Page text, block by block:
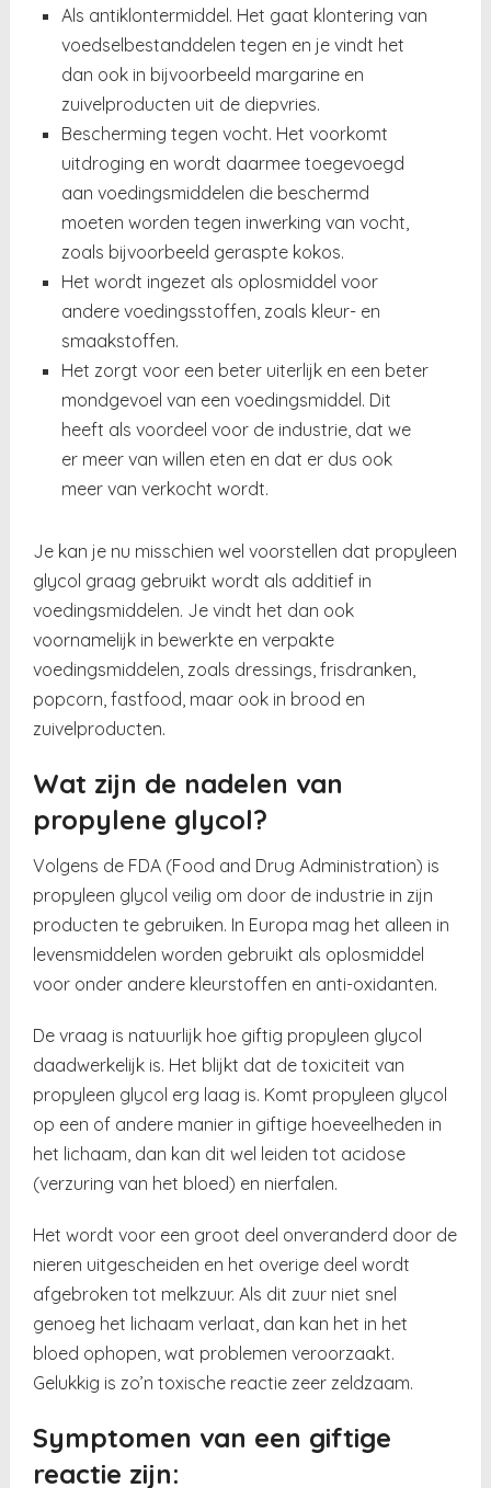
Als antiklontermiddel. Het gaat klontering van
voedselbestanddelen tegen en je vindt het
dan ook in bijvoorbeeld margarine en
zuivelproducten uit de diepvries.
Bescherming tegen vocht. Het voorkomt
uitdroging en wordt daarmee toegevoegd
aan voedingsmiddelen die beschermd
moeten worden tegen inwerking van vocht,
zoals bijvoorbeeld geraspte kokos.
Het wordt ingezet als oplosmiddel voor
andere voedingsstoffen, zoals kleur- en
smaakstoffen.
Het zorgt voor een beter uiterlijk en een beter
mondgevoel van een voedingsmiddel. Dit
heeft als voordeel voor de industrie, dat we
er meer van willen eten en dat er dus ook
meer van verkocht wordt.
Je kan je nu misschien wel voorstellen dat propyleen
glycol graag gebruikt wordt als additief in
voedingsmiddelen. Je vindt het dan ook
voornamelijk in bewerkte en verpakte
voedingsmiddelen, zoals dressings, frisdranken,
popcorn, fastfood, maar ook in brood en
zuivelproducten.
Wat zijn de nadelen van
propylene glycol?
Volgens de FDA (Food and Drug Administration) is
propyleen glycol veilig om door de industrie in zijn
producten te gebruiken. In Europa mag het alleen in
levensmiddelen worden gebruikt als oplosmiddel
voor onder andere kleurstoffen en anti-oxidanten.
De vraag is natuurlijk hoe giftig propyleen glycol
daadwerkelijk is. Het blijkt dat de toxiciteit van
propyleen glycol erg laag is. Komt propyleen glycol
op een of andere manier in giftige hoeveelheden in
het lichaam, dan kan dit wel leiden tot acidose
(verzuring van het bloed) en nierfalen.
Het wordt voor een groot deel onveranderd door de
nieren uitgescheiden en het overige deel wordt
afgebroken tot melkzuur. Als dit zuur niet snel
genoeg het lichaam verlaat, dan kan het in het
bloed ophopen, wat problemen veroorzaakt.
Gelukkig is zo’n toxische reactie zeer zeldzaam.
Symptomen van een giftige
reactie zijn: